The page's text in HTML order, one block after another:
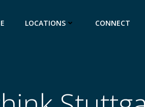
LOCATIONS CONNECT